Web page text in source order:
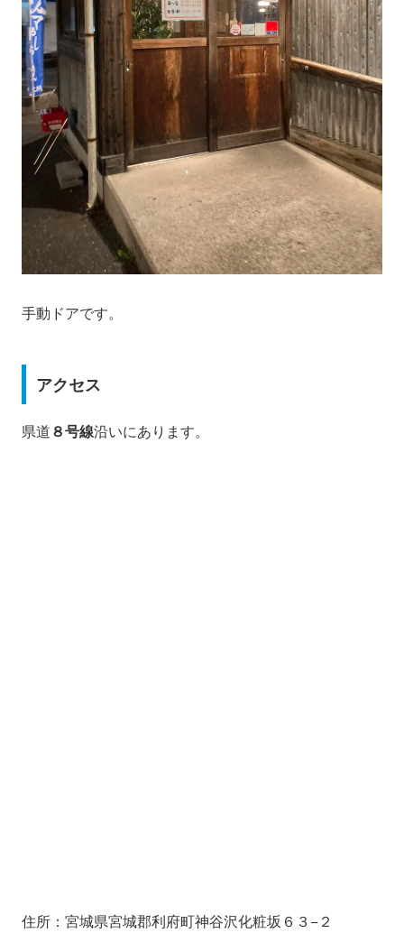
手動ドアです。
アクセス
県道８号線沿いにあります。
住所：宮城県宮城郡利府町神谷沢化粧坂６３−２